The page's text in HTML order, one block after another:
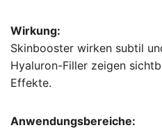
Wirkung:
Skinbooster wirken subtil
Hyaluron-Filler zeigen
Effekte.
Anwendungsbereiche: